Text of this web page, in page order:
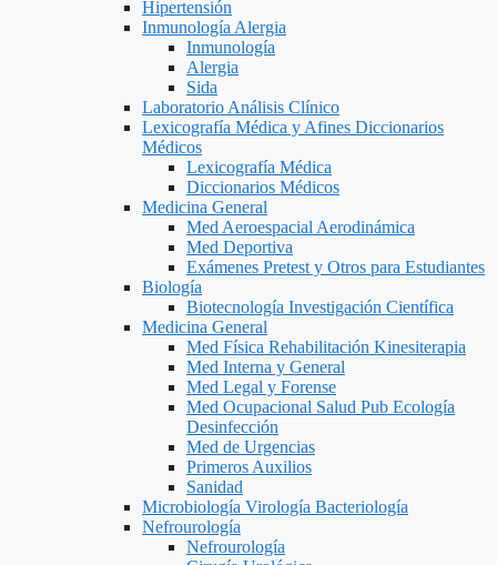
Hipertensión
Inmunología Alergia
Inmunología
Alergia
Sida
Laboratorio Análisis Clínico
Lexicografía Médica y Afines Diccionarios
Médicos
Lexicografía Médica
Diccionarios Médicos
Medicina General
Med Aeroespacial Aerodinámica
Med Deportiva
Exámenes Pretest y Otros para Estudiantes
Biología
Biotecnología Investigación Científica
Medicina General
Med Física Rehabilitación Kinesiterapia
Med Interna y General
Med Legal y Forense
Med Ocupacional Salud Pub Ecología
Desinfección
Med de Urgencias
Primeros Auxilios
Sanidad
Microbiología Virología Bacteriología
Nefrourología
Nefrourología